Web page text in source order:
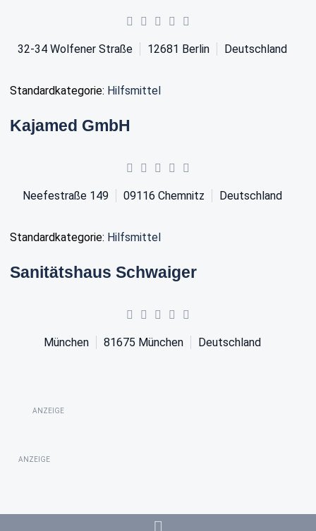
32-34 Wolfener Straße 12681 Berlin Deutschland
Standardkategorie: Hilfsmittel
Kajamed GmbH
Neefestraße 149 09116 Chemnitz Deutschland
Standardkategorie: Hilfsmittel
Sanitätshaus Schwaiger
München 81675 München Deutschland
ANZEIGE
ANZEIGE